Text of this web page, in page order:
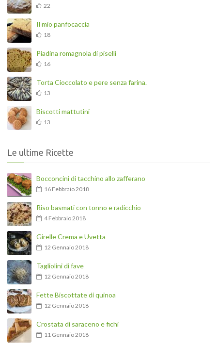
22
Il mio panfocaccia
18
Piadina romagnola di piselli
16
Torta Cioccolato e pere senza farina.
13
Biscotti mattutini
13
Le ultime Ricette
Bocconcini di tacchino allo zafferano
16 Febbraio 2018
Riso basmati con tonno e radicchio
4 Febbraio 2018
Girelle Crema e Uvetta
12 Gennaio 2018
Tagliolini di fave
12 Gennaio 2018
Fette Biscottate di quinoa
12 Gennaio 2018
Crostata di saraceno e fichi
11 Gennaio 2018